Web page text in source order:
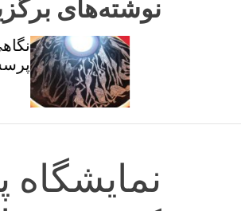
نوشته‌های
نگاهی
پرسش از
نمایشگاه